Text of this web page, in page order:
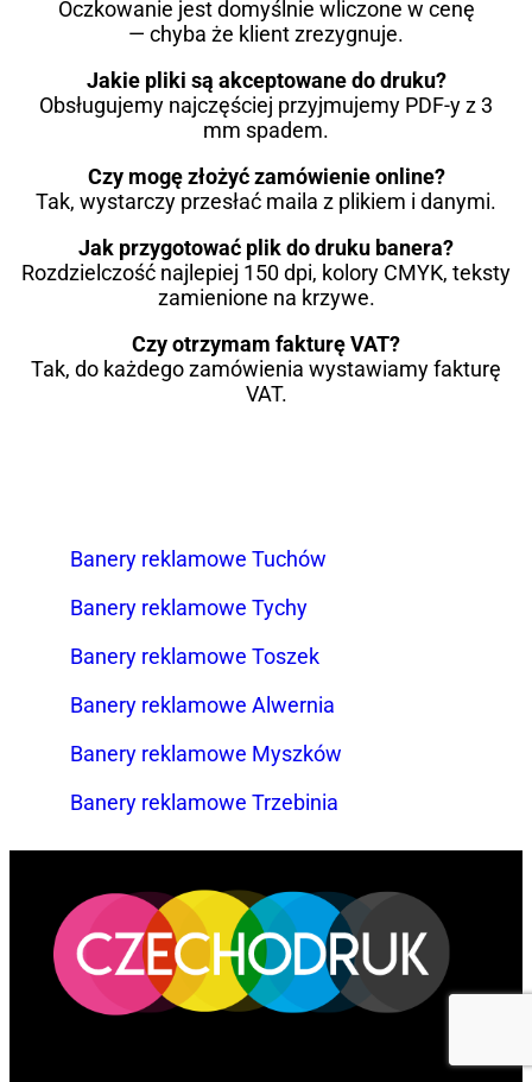
Oczkowanie jest domyślnie wliczone w cenę
— chyba że klient zrezygnuje.
Jakie pliki są akceptowane do druku?
Obsługujemy najczęściej przyjmujemy PDF-y z 3
mm spadem.
Czy mogę złożyć zamówienie online?
Tak, wystarczy przesłać maila z plikiem i danymi.
Jak przygotować plik do druku banera?
Rozdzielczość najlepiej 150 dpi, kolory CMYK, teksty
zamienione na krzywe.
Czy otrzymam fakturę VAT?
Tak, do każdego zamówienia wystawiamy fakturę
VAT.
Banery reklamowe Tuchów
Banery reklamowe Tychy
Banery reklamowe Toszek
Banery reklamowe Alwernia
Banery reklamowe Myszków
Banery reklamowe Trzebinia